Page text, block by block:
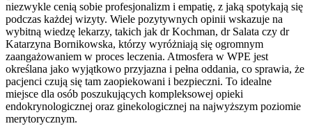
niezwykle cenią sobie profesjonalizm i empatię, z jaką spotykają się
podczas każdej wizyty. Wiele pozytywnych opinii wskazuje na
wybitną wiedzę lekarzy, takich jak dr Kochman, dr Salata czy dr
Katarzyna Bornikowska, którzy wyróżniają się ogromnym
zaangażowaniem w proces leczenia. Atmosfera w WPE jest
określana jako wyjątkowo przyjazna i pełna oddania, co sprawia, że
pacjenci czują się tam zaopiekowani i bezpieczni. To idealne
miejsce dla osób poszukujących kompleksowej opieki
endokrynologicznej oraz ginekologicznej na najwyższym poziomie
merytorycznym.